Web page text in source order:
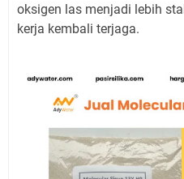
oksigen las menjadi lebih
kerja kembali terjaga.